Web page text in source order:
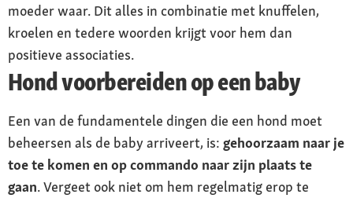
moeder waar. Dit alles in combinatie met knuffelen,
kroelen en tedere woorden krijgt voor hem dan
positieve associaties.
Hond voorbereiden op een baby
Een van de fundamentele dingen die een hond moet
beheersen als de baby arriveert, is: gehoorzaam naar je
toe te komen en op commando naar zijn plaats te
gaan. Vergeet ook niet om hem regelmatig erop te